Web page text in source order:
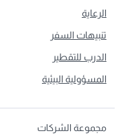
الرعاية
تنبيهات السفر
الدرب للتقطير
المسؤولية البيئية
مجموعة الشركات